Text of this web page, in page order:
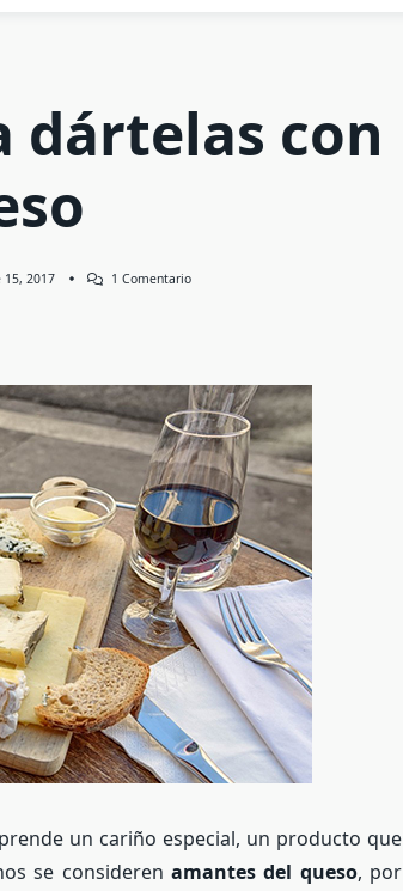
dártelas con
15, 2017 1 ComentarioEn
un cariño especial, un producto que
se considerenamantes del queso, por